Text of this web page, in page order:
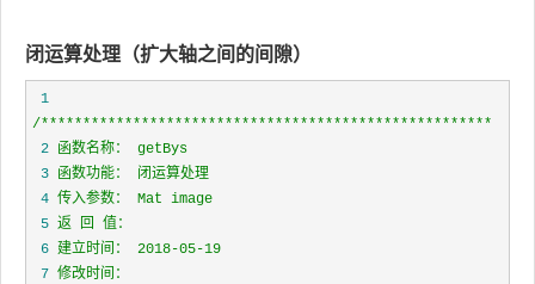
闭运算处理（扩大轴之间的间隙）
1
/*
2
3
4
5
6
7